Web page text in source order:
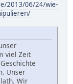
2013/06/24/wie-
viel Zeit
Unser
Wir